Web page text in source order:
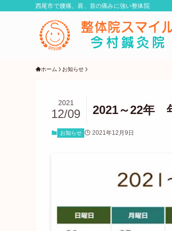
西尾市で腰痛、肩、首の痛みに強い整体院
ホーム お知らせ
2021～22年
2021
12/09
お知らせ 2021年12月9日